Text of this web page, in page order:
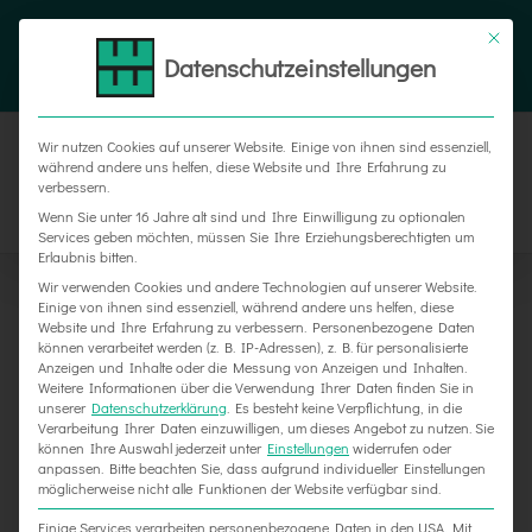
Zum
FacebookInstagram
Xing
Professionelle Messestände aus Delligsen auf
der AGRITECHNICA in Hannover
Datenschutzeinstellungen
Wir nutzen Cookies auf unserer Website. Einige von ihnen sind essenziell,
während andere uns helfen, diese Website und Ihre Erfahrung zu
verbessern.
Wenn Sie unter 16 Jahre alt sind und Ihre Einwilligung zu optionalen
Services geben möchten, müssen Sie Ihre Erziehungsberechtigten um
Erlaubnis bitten.
Wir verwenden Cookies und andere Technologien auf unserer Website.
Einige von ihnen sind essenziell, während andere uns helfen, diese
Website und Ihre Erfahrung zu verbessern. Personenbezogene Daten
können verarbeitet werden (z. B. IP-Adressen), z. B. für personalisierte
Anzeigen und Inhalte oder die Messung von Anzeigen und Inhalten.
Weitere Informationen über die Verwendung Ihrer Daten finden Sie in
unserer Datenschutzerklärung Es besteht keine Verpflichtung, in die
Verarbeitung Ihrer Daten einzuwilligen, um dieses Angebot zu nutzen. Sie
können Ihre Auswahl jederzeit unter Einstellungen widerrufen oder
anpassen. Bitte beachten Sie, dass aufgrund individueller Einstellungen
möglicherweise nicht alle Funktionen der Website verfügbar sind.
Einige Services verarbeiten personenbezogene Daten in den USA. Mit